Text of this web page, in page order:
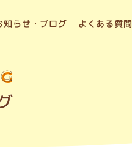
知らせ・ブログ よくある質問